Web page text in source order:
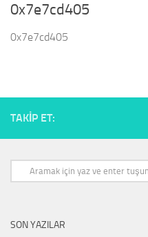
0x7e7cd405
0x7e7cd405
TAKIP ET:
SON YAZILAR